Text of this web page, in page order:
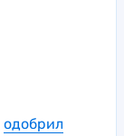
одобрил